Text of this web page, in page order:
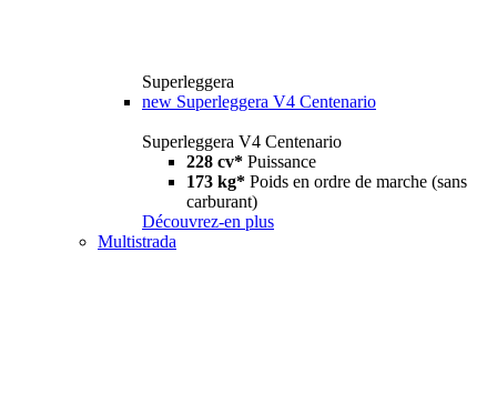
Superleggera
new Superleggera V4 Centenario
Superleggera V4 Centenario
228 cv* Puissance
173 kg* Poids en ordre de marche (sans
carburant)
Découvrez-en plus
Multistrada